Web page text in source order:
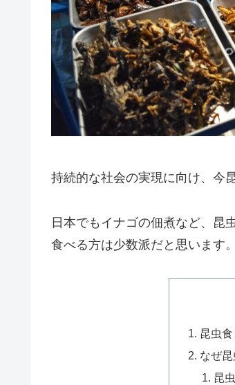
持続的な社会の実現に向け、今
日本でもイナゴの佃煮など、昆
食べる方は少数派だと思います。
昆虫
なぜ
昆